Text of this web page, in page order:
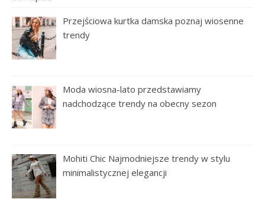
Przejściowa kurtka damska poznaj wiosenne
trendy
Moda wiosna-lato przedstawiamy
nadchodzące trendy na obecny sezon
Mohiti Chic Najmodniejsze trendy w stylu
minimalistycznej elegancji